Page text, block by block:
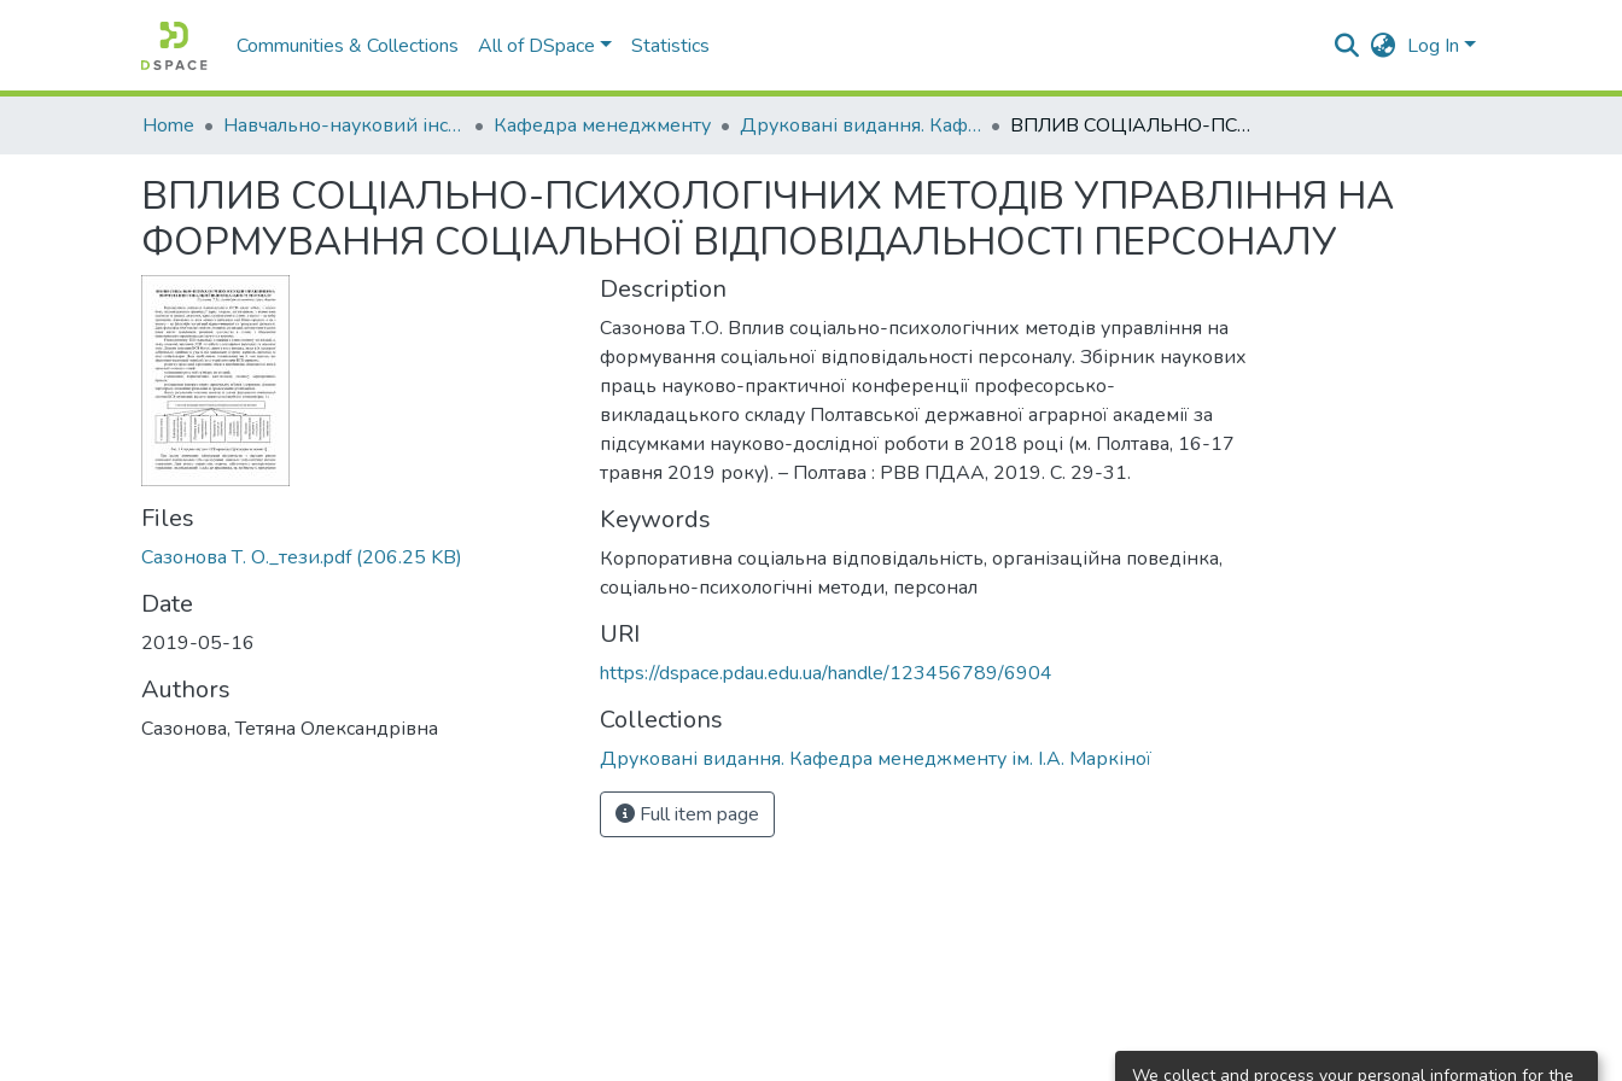
Communities & Collections All of DSpace Statistics Log In
Home Навчально-науковий інститут економіки, управління, права та інформаційних технологій Кафедра менеджменту Друковані видання. Кафедра менеджменту ім. І.А. Маркіної ВПЛИВ СОЦІАЛЬНО-ПСИХОЛОГІЧНИХ МЕТОДІВ УПРАВЛІННЯ НА ФОРМУВАННЯ СОЦІАЛЬНОЇ ВІДПОВІДАЛЬНОСТІ ПЕРСОНАЛУ
ВПЛИВ СОЦІАЛЬНО-ПСИХОЛОГІЧНИХ МЕТОДІВ УПРАВЛІННЯ НА
ФОРМУВАННЯ СОЦІАЛЬНОЇ ВІДПОВІДАЛЬНОСТІ ПЕРСОНАЛУ
Files
Сазонова Т. О._тези.pdf(206.25 KB)
Date
2019-05-16
Authors
Сазонова, Тетяна Олександрівна
Description
Сазонова Т.О. Вплив соціально-психологічних методів управління на
формування соціальної відповідальності персоналу. Збірник наукових
праць науково-практичної конференції професорсько-
викладацького складу Полтавської державної аграрної академії за
підсумками науково-дослідної роботи в 2018 році (м. Полтава, 16-17
травня 2019 року). – Полтава : РВВ ПДАА, 2019. С. 29-31.
Keywords
Корпоративна соціальна відповідальність, організаційна поведінка,
соціально-психологічні методи, персонал
URI
https://dspace.pdau.edu.ua/handle/123456789/6904
Collections
Друковані видання. Кафедра менеджменту ім. І.А. Маркіної
Full item page
We collect and process your personal information for the